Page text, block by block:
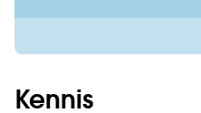
Kennis